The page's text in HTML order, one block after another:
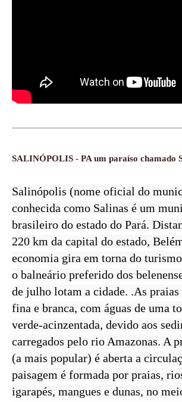
SALINÓPOLIS - PA um paraíso chamado
Salinópolis (nome oficial do
conhecida como Salinas é um
brasileiro do estado do Pará.
220 km da capital do estado,
economia gira em torna do
o balneário preferido dos
de julho lotam a cidade. .As praias
fina e branca, com águas de uma
verde-acinzentada, devido aos
carregados pelo rio Amazonas. A
(a mais popular) é aberta a
paisagem é formada por praias,
igarapés, mangues e dunas, no